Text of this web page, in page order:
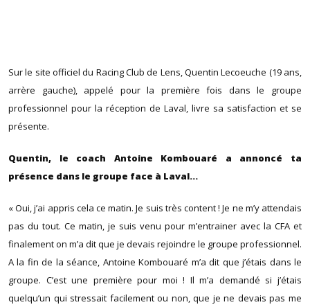
Sur le site officiel du Racing Club de Lens, Quentin Lecoeuche (19 ans,
arrère gauche), appelé pour la première fois dans le groupe
professionnel pour la réception de Laval, livre sa satisfaction et se
présente.
Quentin, le coach Antoine Kombouaré a annoncé ta
présence dans le groupe face à Laval…
« Oui, j’ai appris cela ce matin. Je suis très content ! Je ne m’y attendais
pas du tout. Ce matin, je suis venu pour m’entrainer avec la CFA et
finalement on m’a dit que je devais rejoindre le groupe professionnel.
A la fin de la séance, Antoine Kombouaré m’a dit que j’étais dans le
groupe. C’est une première pour moi ! Il m’a demandé si j’étais
quelqu’un qui stressait facilement ou non, que je ne devais pas me